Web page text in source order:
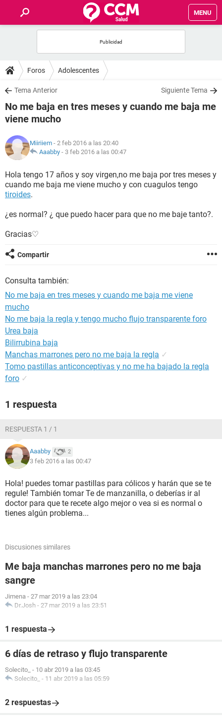
MENU
FOROS
SALUD
FAMILIA
NUTRICIÓN
SEXUALIDAD
GLOSARIO
Foros Adolescentes
Tema Anterior Siguiente Tema
No me baja en tres meses y cuando me baja me
viene mucho
Miiriiem - 2 feb 2016 a las 20:40
Aaabby - 3 feb 2016 a las 00:47
Hola tengo 17 años y soy virgen,no me baja por tres meses y
cuando me baja me viene mucho y con cuagulos tengo
tiroides.
¿es normal? ¿ que puedo hacer para que no me baje tanto?.
Gracias♡
Compartir
Consulta también:
No me baja en tres meses y cuando me baja me viene
mucho
No me baja la regla y tengo mucho flujo transparente foro
Urea baja
Bilirrubina baja
Manchas marrones pero no me baja la regla ✓
Tomo pastillas anticonceptivas y no me ha bajado la regla
foro ✓
1 respuesta
RESPUESTA 1 / 1
Aaabby 2
3 feb 2016 a las 00:47
Hola! puedes tomar pastillas para cólicos y harán que se te
regule! También tomar Te de manzanilla, o deberías ir al
doctor para que te recete algo mejor o vea si es normal o
tienes algún problema...
Discusiones similares
Me baja manchas marrones pero no me baja
sangre
Jimena - 27 mar 2019 a las 23:04
Dr.Josh - 27 mar 2019 a las 23:51
1 respuesta
6 días de retraso y flujo transparente
Solecito_ - 10 abr 2019 a las 03:45
Solecito_ - 11 abr 2019 a las 05:59
2 respuestas